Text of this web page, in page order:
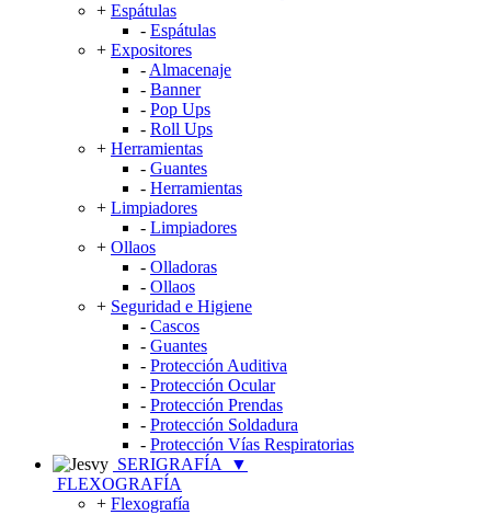
+ Espátulas
- Espátulas
+ Expositores
- Almacenaje
- Banner
- Pop Ups
- Roll Ups
+ Herramientas
- Guantes
- Herramientas
+ Limpiadores
- Limpiadores
+ Ollaos
- Olladoras
- Ollaos
+ Seguridad e Higiene
- Cascos
- Guantes
- Protección Auditiva
- Protección Ocular
- Protección Prendas
- Protección Soldadura
- Protección Vías Respiratorias
SERIGRAFÍA
▼
FLEXOGRAFÍA
+ Flexografía